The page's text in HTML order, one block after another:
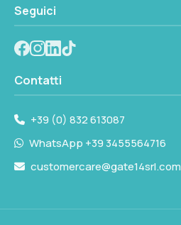
Seguici
Contatti
+39 (0) 832 613087
WhatsApp +39 3455564716
customercare@gate14srl.com